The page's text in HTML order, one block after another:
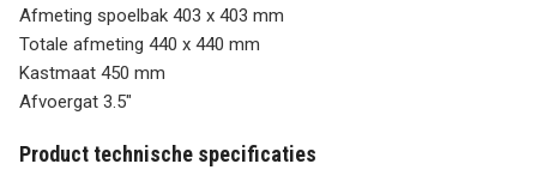
Afmeting spoelbak 403 x 403 mm
Totale afmeting 440 x 440 mm
Kastmaat 450 mm
Afvoergat 3.5″
Product technische specificaties